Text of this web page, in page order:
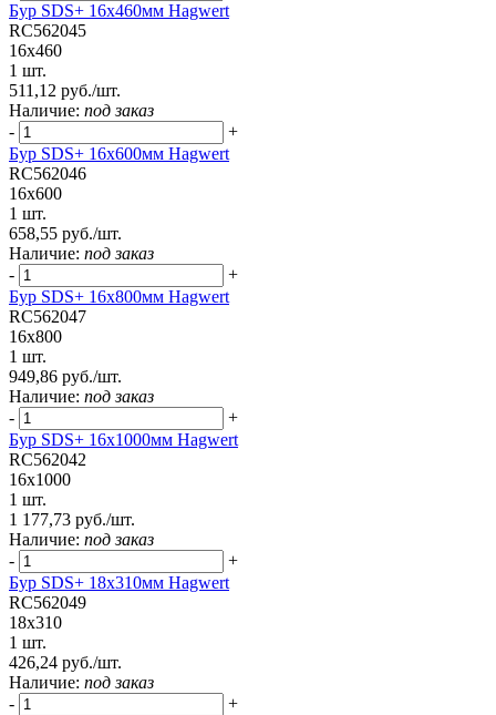
Бур SDS+ 16х460мм Hagwert
RC562045
16x460
1 шт.
511,12 руб./шт.
Наличие: под заказ
-
+
Бур SDS+ 16х600мм Hagwert
RC562046
16x600
1 шт.
658,55 руб./шт.
Наличие: под заказ
-
+
Бур SDS+ 16х800мм Hagwert
RC562047
16x800
1 шт.
949,86 руб./шт.
Наличие: под заказ
-
+
Бур SDS+ 16х1000мм Hagwert
RC562042
16x1000
1 шт.
1 177,73 руб./шт.
Наличие: под заказ
-
+
Бур SDS+ 18х310мм Hagwert
RC562049
18x310
1 шт.
426,24 руб./шт.
Наличие: под заказ
-
+